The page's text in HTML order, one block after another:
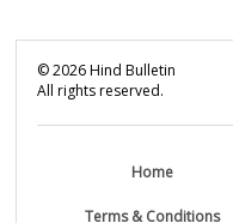
©2026Hind Bulletin
All rights reserved.
Home
Terms & Conditions